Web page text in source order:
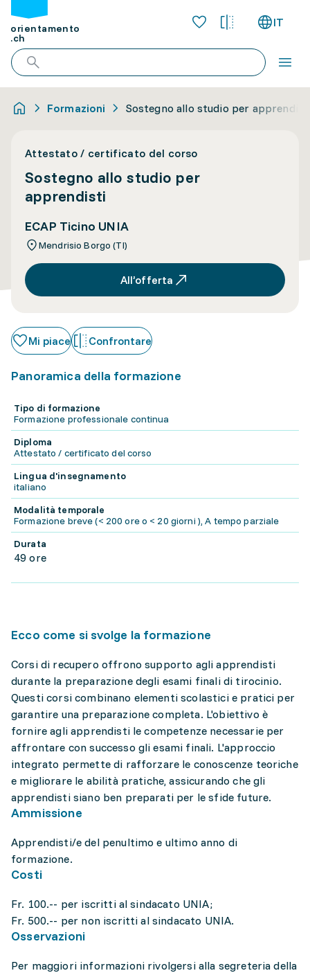
orientamento
.ch
IT
Formazioni Sostegno allo studio per
Attestato / certificato del corso
Sostegno allo studio per
apprendisti
ECAP Ticino UNIA
Mendrisio Borgo (TI)
All’offerta
Mi piace Confrontare
Panoramica della formazione
Tipo di formazione
Formazione professionale continua
Diploma
Attestato / certificato del corso
Lingua d'insegnamento
italiano
Modalità temporale
Formazione breve (< 200 ore o < 20 giorni ), A tempo parziale
Durata
49 ore
Ecco come si svolge la formazione
Corsi di recupero offrono supporto agli apprendisti
durante la preparazione degli esami finali di tirocinio.
Questi corsi combinano elementi scolastici e pratici per
garantire una preparazione completa. L'obiettivo è
fornire agli apprendisti le competenze necessarie per
affrontare con successo gli esami finali. L'approccio
integrato permette di rafforzare le conoscenze teoriche
e migliorare le abilità pratiche, assicurando che gli
apprendisti siano ben preparati per le sfide future.
Ammissione
Apprendisti/e del penultimo e ultimo anno di
formazione.
Costi
Fr. 100.-- per iscritti al sindacato UNIA;
Fr. 500.-- per non iscritti al sindacato UNIA.
Osservazioni
Per maggiori informazioni rivolgersi alla segreteria della